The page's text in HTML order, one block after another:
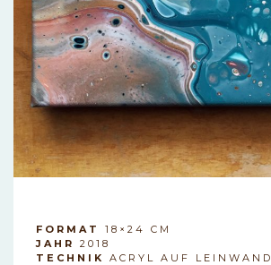
FORMAT
18×24 CM
JAHR
2018
TECHNIK
ACRYL AUF LEINWAND